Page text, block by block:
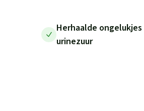
Herhaalde
urinezuur